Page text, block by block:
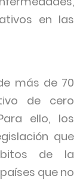
en las
más de 70
de cero
ello, los
que
de la
que no